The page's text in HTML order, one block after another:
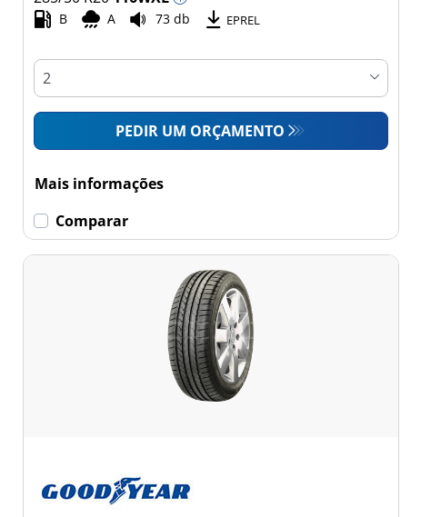
Comercial (0)
Esvaziamento limitado
Runflat (0)
Sem esvaziamento
opções
B A 73 db EPREL
PEDIR UM ORÇAMENTO
Mais informações
Comparar